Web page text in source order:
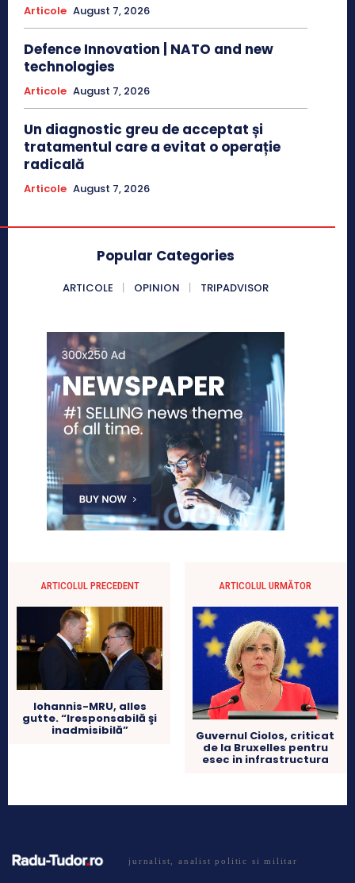
Articole August 7, 2026
Defence Innovation | NATO and new
technologies
Articole August 7, 2026
Un diagnostic greu de acceptat și
tratamentul care a evitat o operație
radicală
Articole August 7, 2026
Popular Categories
ARTICOLE OPINION TRIPADVISOR
ARTICOLUL PRECEDENT
Iohannis-MRU, alles
gutte. “Iresponsabilă şi
inadmisibilă”
ARTICOLUL URMĂTOR
Guvernul Ciolos, criticat
de la Bruxelles pentru
esec in infrastructura
jurnalist, analist politic si militar